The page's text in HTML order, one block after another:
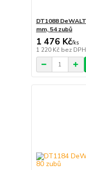
DT1088
mm, 54 zubů
1 476 Kč/ks
1 220 Kč bez DPH